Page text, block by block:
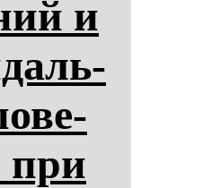
и
при